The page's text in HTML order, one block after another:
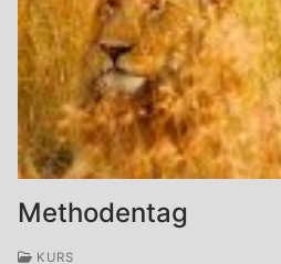
Methodentag
KURS